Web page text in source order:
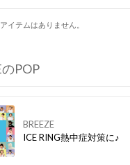
イテムはありません。
POP
BREEZE
ICE RING熱中症対策に♪